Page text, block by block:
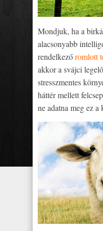
Mondjuk, ha a
alacsonyabb
rendelkezőromlott
akkor a svájci
stresszmentes
háttér mellett
ne adatna meg ez a